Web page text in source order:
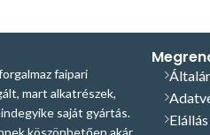
faipari
mart alkatrészek,
saját gyártás.